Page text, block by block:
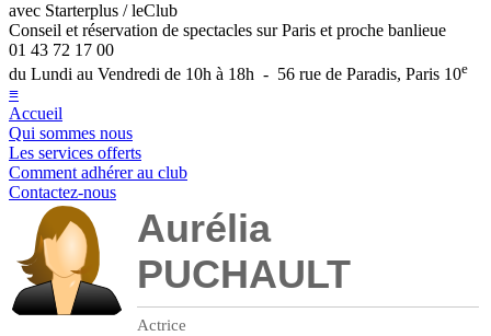
avec Starterplus / leClub
Conseil et réservation de spectacles sur Paris et proche banlieue
01 43 72 17 00
du Lundi au Vendredi de 10h à 18h - 56 rue de Paradis, Paris 10e
≡
Accueil
Qui sommes nous
Les services offerts
Comment adhérer au club
Contactez-nous
Aurélia
PUCHAULT
Actrice